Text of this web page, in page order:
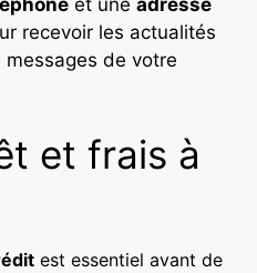
et une adresse
recevoir les actualités
de votre
et frais à
est essentiel avant de